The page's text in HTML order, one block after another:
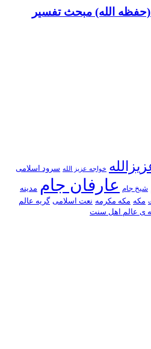
الله) مبحث تفسیر
خواجه عزیز الله سرود اسلامی
شیخ جام عارفان جام مدینه
مکه مکه مکرمه نعت اسلامی گریه عالم
ی عالم اهل سنت